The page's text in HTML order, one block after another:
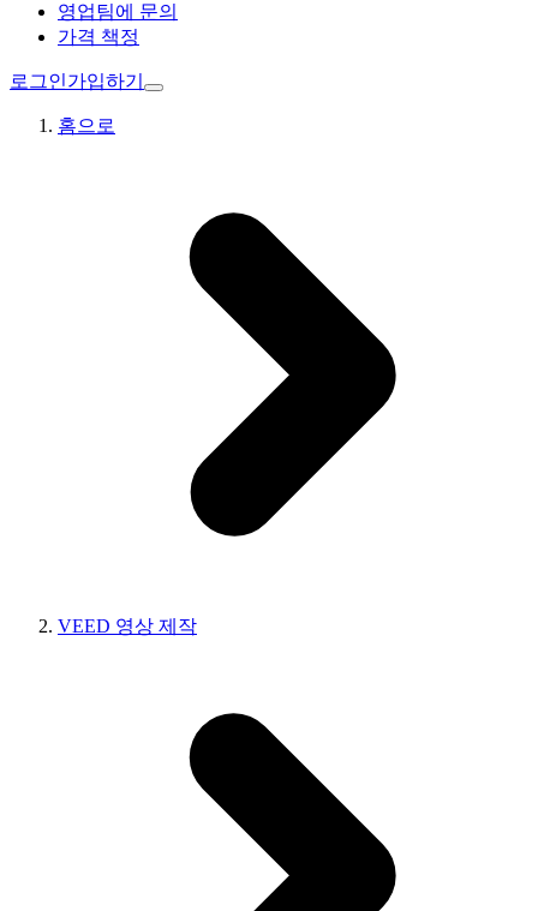
영업팀에 문의
가격 책정
로그인가입하기
홈으로
VEED 영상 제작